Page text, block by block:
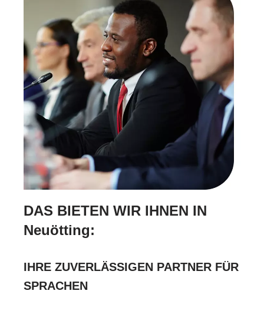
DAS BIETEN WIR IHNEN IN
Neuötting:
IHRE ZUVERLÄSSIGEN PARTNER FÜR
SPRACHEN